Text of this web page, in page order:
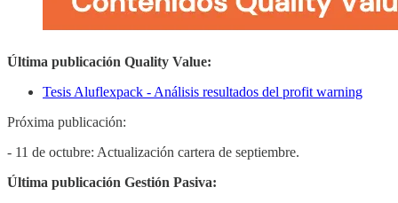
Última publicación Quality Value:
Tesis Aluflexpack - Análisis resultados del profit warning
Próxima publicación:
- 11 de octubre: Actualización cartera de septiembre.
Última publicación Gestión Pasiva: